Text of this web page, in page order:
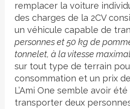
remplacer la voiture
des charges de la 2CV
un véhicule capable de
personnes et 50 kg de
tonnelet, à la vitesse
sur tout type de terrain
consommation et un prix
L’Ami One semble avoir
transporter deux